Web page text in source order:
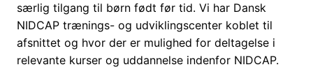
særlig tilgang til børn født før tid. Vi har Dansk
NIDCAP trænings- og udviklingscenter koblet til
afsnittet og hvor der er mulighed for deltagelse i
relevante kurser og uddannelse indenfor NIDCAP.